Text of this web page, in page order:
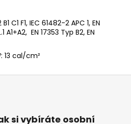
B1 C1 F1, IEC 61482-2 APC 1, EN
A1+A2, EN 17353 Typ B2, EN
13 cal/cm²
si vybíráte osobní